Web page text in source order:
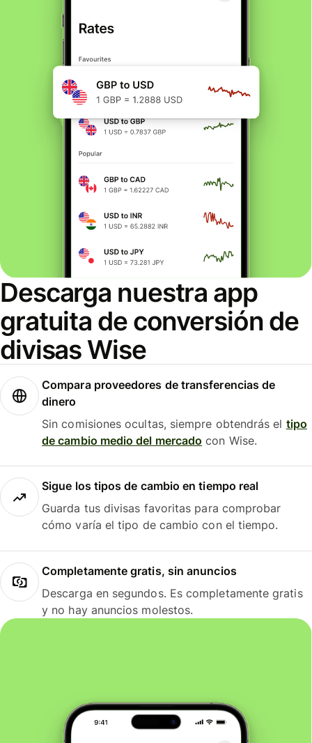
Descarga nuestra app
gratuita de conversión de
divisas Wise
Compara proveedores de transferencias de
dinero
Sin comisiones ocultas, siempre obtendrás el tipo
de cambio medio del mercado con Wise.
Sigue los tipos de cambio en tiempo real
Guarda tus divisas favoritas para comprobar
cómo varía el tipo de cambio con el tiempo.
Completamente gratis, sin anuncios
Descarga en segundos. Es completamente gratis
y no hay anuncios molestos.